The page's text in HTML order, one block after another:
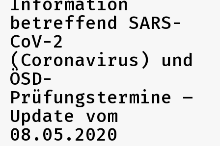
Information
betreffend SARS-
CoV-2
(Coronavirus) und
ÖSD-
Prüfungstermine –
Update vom
08.05.2020